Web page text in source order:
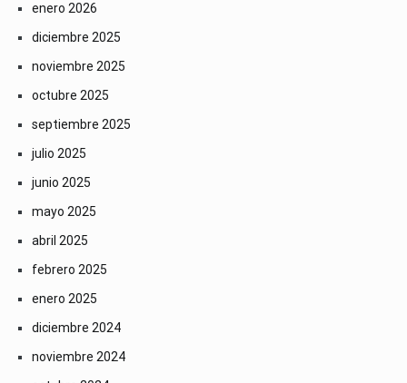
enero 2026
diciembre 2025
noviembre 2025
octubre 2025
septiembre 2025
julio 2025
junio 2025
mayo 2025
abril 2025
febrero 2025
enero 2025
diciembre 2024
noviembre 2024